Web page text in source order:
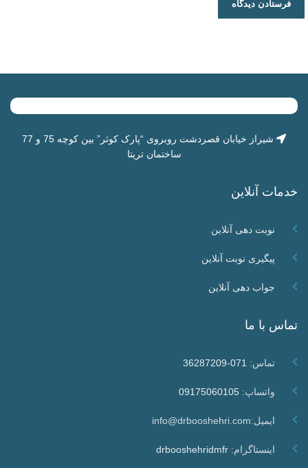
تماس با ما
تماس: 071-36287209
واتساپ: 09175060105
ایمیل:info@drbooshehri.com
اینستاگرام: drbooshehridmfr
خدمات آنلاین
نوبت دهی آنلاین
پیگیری نوبت آنلاین
جواب دهی آنلاین
شیراز خیابان قصردشت روبروی “پارک کوثر
” بین کوچه 75 و 77
ساختمان تریتا